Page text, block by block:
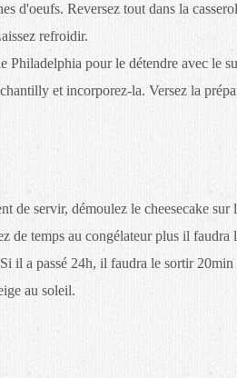
d'oeufs. Reversez tout dans la
refroidir.
Philadelphia pour le détendre avec le
et incorporez-la. Versez la
de servir, démoulez le cheesecake
de temps au congélateur plus il
il a passé 24h, il faudra le sortir
au soleil.